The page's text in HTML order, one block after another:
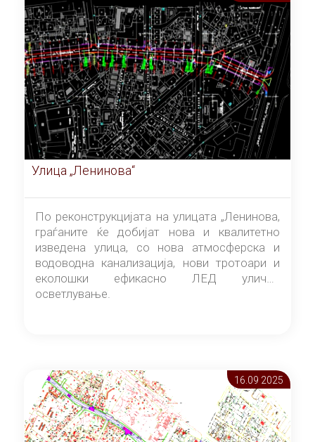
Улица „Ленинова“
По реконструкцијата на улицата „Ленинова,
граѓаните ќе добијат нова и квалитетно
изведена улица, со нова атмосферска и
водоводна канализација, нови тротоари и
еколошки ефикасно ЛЕД улично
осветлување.
16.09 2025